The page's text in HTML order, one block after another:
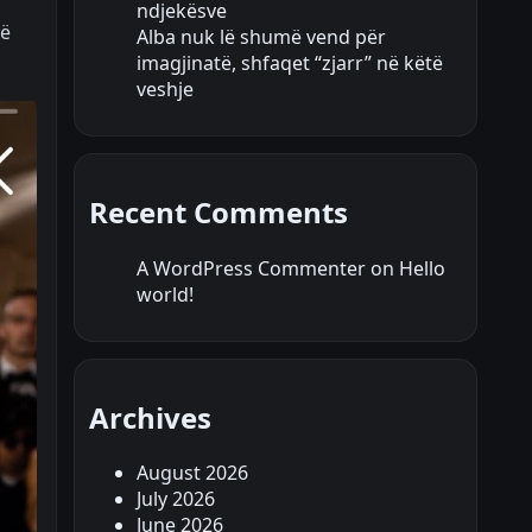
ndjekësve
Alba nuk lë shumë vend për
imagjinatë, shfaqet “zjarr” në këtë
veshje
Recent Comments
A WordPress Commenter on Hello
world!
Archives
August 2026
July 2026
June 2026